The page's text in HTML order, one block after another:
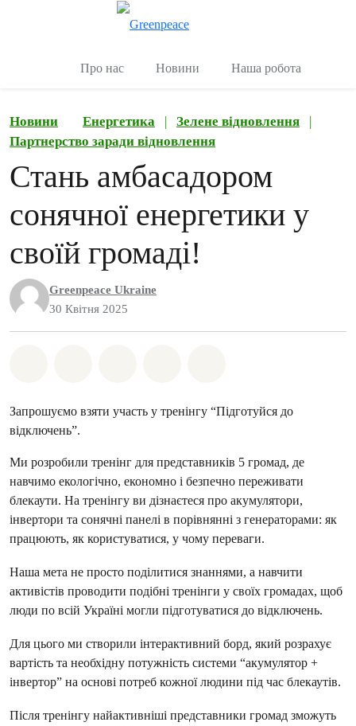
Про нас Новини Наша робота
Новини Енергетика | Зелене відновлення
|
Партнерство заради відновлення
Стань амбасадором
сонячної енергетики у
своїй громаді!
Greenpeace Ukraine
30 Квітня 2025
Запрошуємо взяти участь у тренінгу “Підготуйся до
відключень”.
Ми розробили тренінг для представників 5 громад, де
навчимо екологічно, економно і безпечно переживати
блекаути. На тренінгу ви дізнаєтеся про акумулятори,
інвертори та сонячні панелі в порівнянні з генераторами: як
працюють, як користуватися, у чому переваги.
Наша мета не просто поділитися знаннями, а навчити
активістів проводити подібні тренінги у своїх громадах, щоб
люди по всій Україні могли підготуватися до відключень.
Для цього ми створили інтерактивний борд, який розрахує
вартість та необхідну потужність системи “акумулятор +
інвертор” на основі потреб кожної людини під час блекаутів.
Після тренінгу найактивніші представники громад зможуть